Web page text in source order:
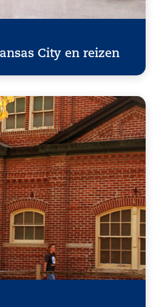
City en reizen